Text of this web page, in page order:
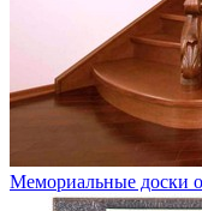
Мемориальные доски